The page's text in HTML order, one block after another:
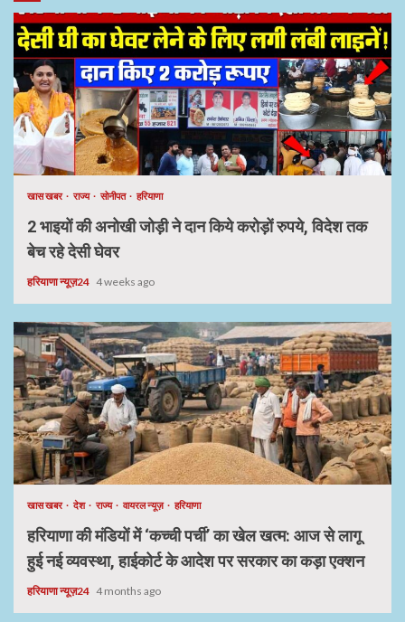
खास खबर राज्य सोनीपत हरियाणा
2 भाइयों की अनोखी जोड़ी ने दान किये करोड़ों रुपये, विदेश तक
बेच रहे देसी घेवर
हरियाणा न्यूज़24 4 weeks ago
खास खबर देश राज्य वायरल न्यूज़ हरियाणा
हरियाणा की मंडियों में ‘कच्ची पर्ची’ का खेल खत्म: आज से लागू
हुई नई व्यवस्था, हाईकोर्ट के आदेश पर सरकार का कड़ा एक्शन
हरियाणा न्यूज़24 4 months ago